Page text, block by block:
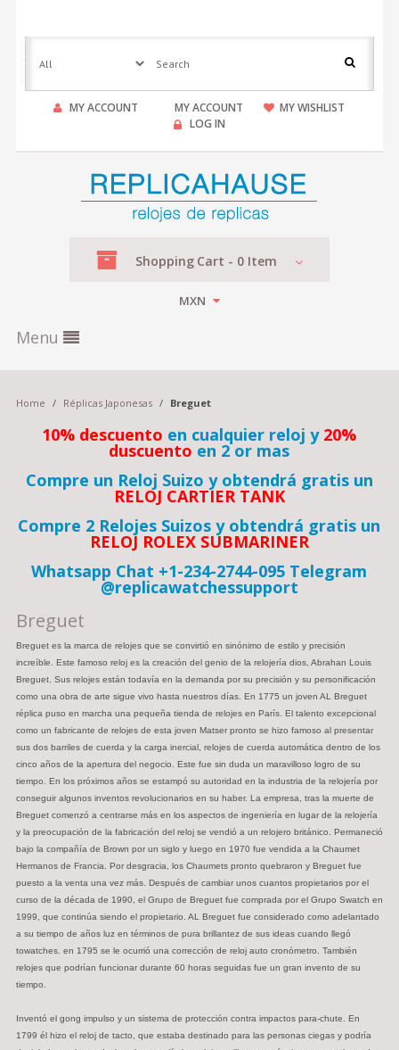
MY ACCOUNT MY ACCOUNT
MY WISHLIST
LOG IN
Shopping Cart - 0Item
MXN
Menu
Home / Réplicas Japonesas / Breguet
10% descuento en cualquier reloj y 20%
duscuento en 2 or mas
Compre un Reloj Suizo y obtendrá gratis un
RELOJ CARTIER TANK
Compre 2 Relojes Suizos y obtendrá gratis un
RELOJ ROLEX SUBMARINER
Whatsapp Chat +1-234-2744-095 Telegram
@replicawatchessupport
Breguet
Breguet es la marca de relojes que se convirtió en sinónimo de estilo y precisión
increíble. Este famoso reloj es la creación del genio de la relojería dios, Abrahan Louis
Breguet. Sus relojes están todavía en la demanda por su precisión y su personificación
como una obra de arte sigue vivo hasta nuestros días. En 1775 un joven AL Breguet
réplica puso en marcha una pequeña tienda de relojes en París. El talento excepcional
como un fabricante de relojes de esta joven Matser pronto se hizo famoso al presentar
sus dos barriles de cuerda y la carga inercial, relojes de cuerda automática dentro de los
cinco años de la apertura del negocio. Este fue sin duda un maravilloso logro de su
tiempo. En los próximos años se estampó su autoridad en la industria de la relojería por
conseguir algunos inventos revolucionarios en su haber. La empresa, tras la muerte de
Breguet comenzó a centrarse más en los aspectos de ingeniería en lugar de la relojería
y la preocupación de la fabricación del reloj se vendió a un relojero británico. Permaneció
bajo la compañía de Brown por un siglo y luego en 1970 fue vendida a la Chaumet
Hermanos de Francia. Por desgracia, los Chaumets pronto quebraron y Breguet fue
puesto a la venta una vez más. Después de cambiar unos cuantos propietarios por el
curso de la década de 1990, el Grupo de Breguet fue comprada por el Grupo Swatch en
1999, que continúa siendo el propietario. AL Breguet fue considerado como adelantado
a su tiempo de años luz en términos de pura brillantez de sus ideas cuando llegó
towatches. en 1795 se le ocurrió una corrección de reloj auto cronómetro. También
relojes que podrían funcionar durante 60 horas seguidas fue un gran invento de su
tiempo.
Inventó el gong impulso y un sistema de protección contra impactos para-chute. En
1799 él hizo el reloj de tacto, que estaba destinado para las personas ciegas y podría